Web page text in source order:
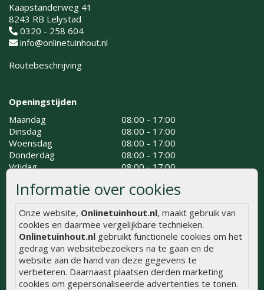
Informatie over cookies
Onze website, Onlinetuinhout.nl, maakt gebruik van
cookies en daarmee vergelijkbare technieken.
Onlinetuinhout.nl gebruikt functionele cookies om het
gedrag van websitebezoekers na te gaan en de
website aan de hand van deze gegevens te
verbeteren. Daarnaast plaatsen derden marketing
cookies om gepersonaliseerde advertenties te tonen.
Kaapstanderweg 41
8243 RB Lelystad
0320 - 258 604
info@onlinetuinhout.nl
Routebeschrijving
Openingstijden
Maandag
08:00 - 17:00
Dinsdag
08:00 - 17:00
Woensdag
08:00 - 17:00
Donderdag
08:00 - 17:00
Vrijdag
08:00 - 17:00
Zondag
Gesloten